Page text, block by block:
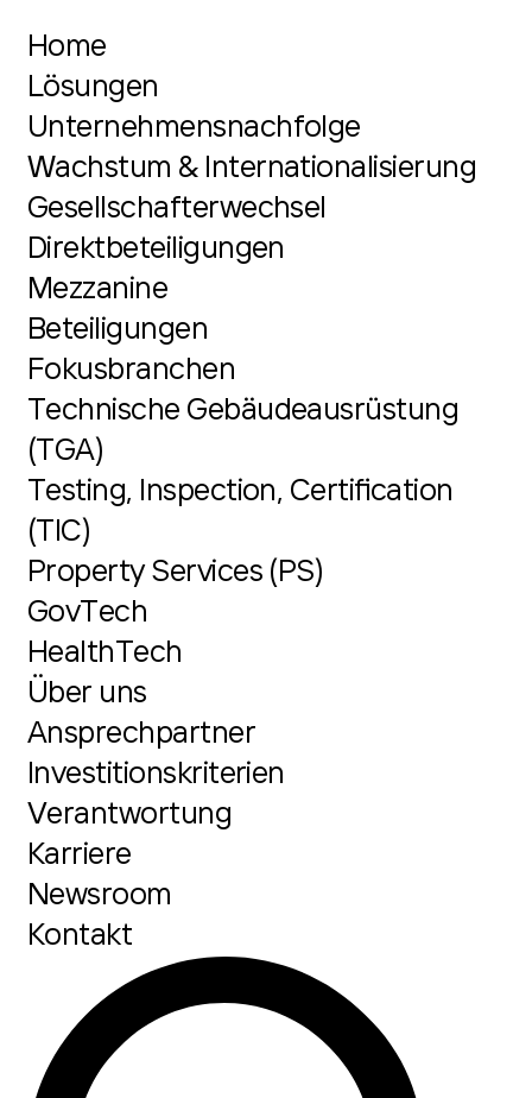
Home
Lösungen
Unternehmensnachfolge
Wachstum & Internationalisierung
Gesellschafterwechsel
Direktbeteiligungen
Mezzanine
Beteiligungen
Fokusbranchen
Technische Gebäudeausrüstung
(TGA)
Testing, Inspection, Certification
(TIC)
Property Services (PS)
GovTech
HealthTech
Über uns
Ansprechpartner
Investitionskriterien
Verantwortung
Karriere
Newsroom
Kontakt